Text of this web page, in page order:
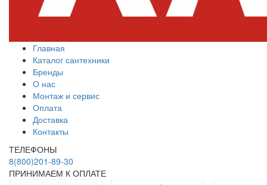
Главная
Каталог сантехники
Бренды
О нас
Монтаж и сервис
Оплата
Доставка
Контакты
ТЕЛЕФОНЫ
8(800)201-89-30
ПРИНИМАЕМ К ОПЛАТЕ